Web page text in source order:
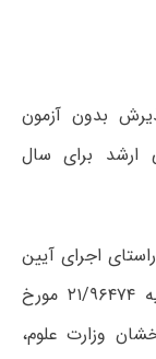
بدون آزمون
ارشد برای سال
اجرای آیین
نامه ۲۱/۷۷۹۴۸ مورخ ۱۳۹۳/۵/۵ و اصلاحیه ۲۱/۹۶۴۷۴ مورخ
وزارت علوم،